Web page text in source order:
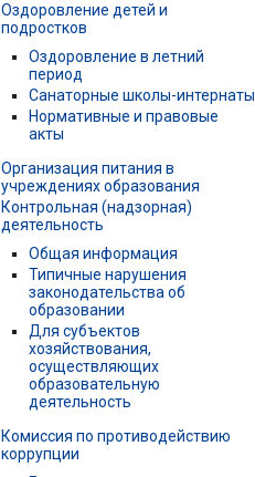
Оздоровление детей и
подростков
Оздоровление в летний
период
Санаторные школы-интернаты
Нормативные и правовые
акты
Организация питания в
учреждениях образования
Контрольная (надзорная)
деятельность
Общая информация
Типичные нарушения
законодательства об
образовании
Для субъектов
хозяйствования,
осуществляющих
образовательную
деятельность
Комиссия по противодействию
коррупции